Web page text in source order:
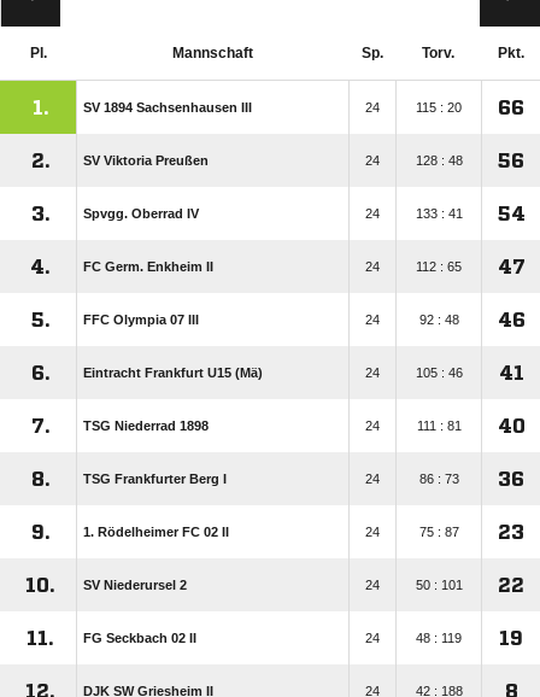
Pl. Mannschaft Sp. Torv. Pkt.
1. SV 1894 Sachsenhausen III 24 115 : 20 66
2. SV Viktoria Preußen 24 128 : 48 56
3. Spvgg. Oberrad IV 24 133 : 41 54
4. FC Germ. Enkheim II 24 112 : 65 47
5. FFC Olympia 07 III 24 92 : 48 46
6. Eintracht Frankfurt U15 (Mä) 24 105 : 46 41
7. TSG Niederrad 1898 24 111 : 81 40
8. TSG Frankfurter Berg I 24 86 : 73 36
9. 1. Rödelheimer FC 02 II 24 75 : 87 23
10. SV Niederursel 2 24 50 : 101 22
11. FG Seckbach 02 II 24 48 : 119 19
12. DJK SW Griesheim II 24 42 : 188 8